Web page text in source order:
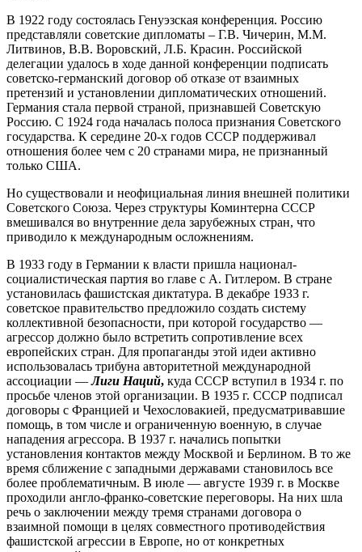
В 1922 году состоялась Генуэзская конференция. Россию
представляли советские дипломаты – Г.В. Чичерин, М.М.
Литвинов, В.В. Воровский, Л.Б. Красин. Российской
делегации удалось в ходе данной конференции подписать
советско-германский договор об отказе от взаимных
претензий и установлении дипломатических отношений.
Германия стала первой страной, признавшей Советскую
Россию. С 1924 года началась полоса признания Советского
государства. К середине 20-х годов СССР поддерживал
отношения более чем с 20 странами мира, не признанный
только США.
Но существовали и неофициальная линия внешней политики
Советского Союза. Через структуры Коминтерна СССР
вмешивался во внутренние дела зарубежных стран, что
приводило к международным осложнениям.
В 1933 году в Германии к власти пришла национал-
социалистическая партия во главе с А. Гитлером. В стране
установилась фашистская диктатура. В декабре 1933 г.
советское правительство предложило создать систему
коллективной безопасности, при которой государство —
агрессор должно было встретить сопротивление всех
европейских стран. Для пропаганды этой идеи активно
использовалась трибуна авторитетной международной
ассоциации —Лиги Наций, куда СССР вступил в 1934 г. по
просьбе членов этой организации. В 1935 г. СССР подписал
договоры с Францией и Чехословакией, предусматривавшие
помощь, в том числе и ограниченную военную, в случае
нападения агрессора. В 1937 г. начались попытки
установления контактов между Москвой и Берлином. В то же
время сближение с западными державами становилось все
более проблематичным. В июле — августе 1939 г. в Москве
проходили англо-франко-советские переговоры. На них шла
речь о заключении между тремя странами договора о
взаимной помощи в целях совместного противодействия
фашистской агрессии в Европе, но от конкретных